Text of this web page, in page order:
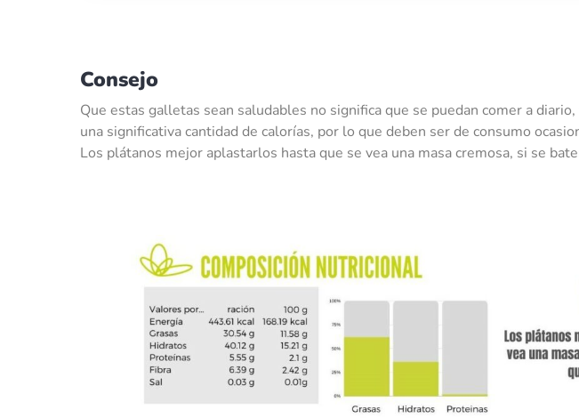
Consejo
Que estas galletas sean saludables no significa que se puedan comer a
una significativa cantidad de calorías, por lo que deben ser de consumo
Los plátanos mejor aplastarlos hasta que se vea una masa cremosa, si se